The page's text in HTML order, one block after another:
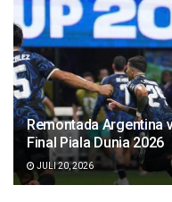
Remontada Argentina
Final Piala Dunia 2026
JULI 20, 2026